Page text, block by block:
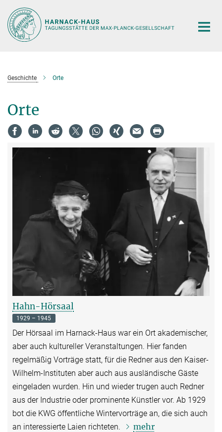
Hauptinhalt
Geschichte Orte
Orte
Hahn-Hörsaal
1929 – 1945
Der Hörsaal im Harnack-Haus war ein Ort akademischer,
aber auch kultureller Veranstaltungen. Hier fanden
regelmäßig Vorträge statt, für die Redner aus den Kaiser-
Wilhelm-Instituten aber auch aus ausländische Gäste
eingeladen wurden. Hin und wieder trugen auch Redner
aus der Industrie oder prominente Künstler vor. Ab 1929
bot die KWG öffentliche Wintervorträge an, die sich auch
an interessierte Laien richteten.
mehr